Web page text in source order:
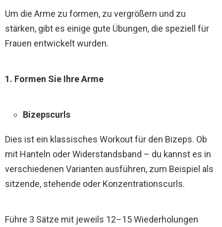
Um die Arme zu formen, zu vergrößern und zu
stärken, gibt es einige gute Übungen, die speziell für
Frauen entwickelt wurden.
1. Formen Sie Ihre Arme
Bizepscurls
Dies ist ein klassisches Workout für den Bizeps. Ob
mit Hanteln oder Widerstandsband – du kannst es in
verschiedenen Varianten ausführen, zum Beispiel als
sitzende, stehende oder Konzentrationscurls.
Führe 3 Sätze mit jeweils 12–15 Wiederholungen